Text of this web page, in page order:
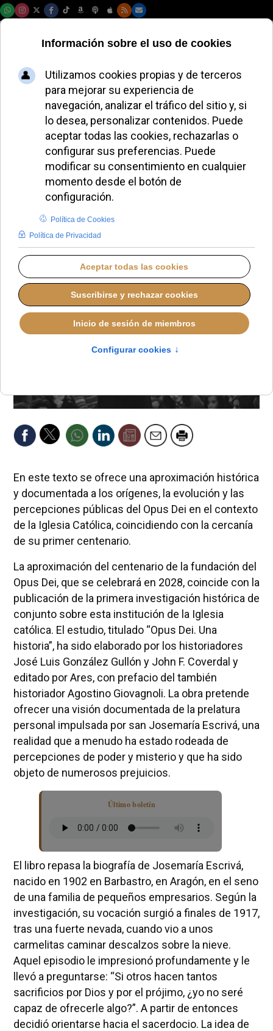
Un nuevo estudio
histórico ilumina al
Opus Dei ante su
centenario de 2028
REDACCIÓN
LO QUE OTROS CUENTAN
LUNES, 08 DICIEMBRE 2025 17:10
En este texto se ofrece una aproximación histórica
y documentada a los orígenes, la evolución y las
percepciones públicas del Opus Dei en el contexto
de la Iglesia Católica, coincidiendo con la cercanía
de su primer centenario.
La aproximación del centenario de la fundación del
Opus Dei, que se celebrará en 2028, coincide con la
publicación de la primera investigación histórica de
conjunto sobre esta institución de la Iglesia
católica. El estudio, titulado “Opus Dei. Una
historia”, ha sido elaborado por los historiadores
José Luis González Gullón y John F. Coverdal y
editado por Ares, con prefacio del también
historiador Agostino Giovagnoli. La obra pretende
ofrecer una visión documentada de la prelatura
personal impulsada por san Josemaría Escrivá, una
realidad que a menudo ha estado rodeada de
percepciones de poder y misterio y que ha sido
objeto de numerosos prejuicios.
Último boletín
El libro repasa la biografía de Josemaría Escrivá,
nacido en 1902 en Barbastro, en Aragón, en el seno
de una familia de pequeños empresarios. Según la
investigación, su vocación surgió a finales de 1917,
tras una fuerte nevada, cuando vio a unos
carmelitas caminar descalzos sobre la nieve.
Aquel episodio le impresionó profundamente y le
llevó a preguntarse: “Si otros hacen tantos
sacrificios por Dios y por el prójimo, ¿yo no seré
capaz de ofrecerle algo?”. A partir de entonces
decidió orientarse hacia el sacerdocio. La idea de